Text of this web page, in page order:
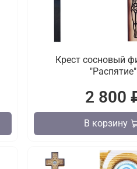
Крест сосновый
"Распятие"
2 800
В корзину